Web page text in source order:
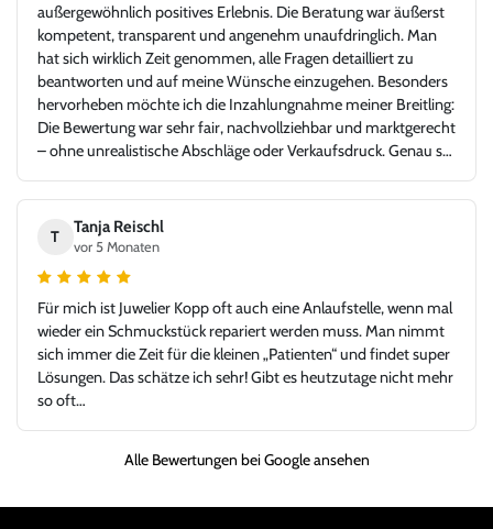
außergewöhnlich positives Erlebnis. Die Beratung war äußerst
kompetent, transparent und angenehm unaufdringlich. Man
hat sich wirklich Zeit genommen, alle Fragen detailliert zu
beantworten und auf meine Wünsche einzugehen. Besonders
hervorheben möchte ich die Inzahlungnahme meiner Breitling:
Die Bewertung war sehr fair, nachvollziehbar und marktgerecht
– ohne unrealistische Abschläge oder Verkaufsdruck. Genau so
Uhrenhandel vor. Die Rolex Submariner war in top Zustand,
exakt wie beschrieben, inklusive aller Unterlagen. Der gesamte
Ablauf – von der Bewertung über die Abwicklung bis zur
Übergabe – verlief absolut reibungslos und hochprofessionell.
Ich habe mich jederzeit gut aufgehoben gefühlt und würde hier
jederzeit wieder kaufen oder verkaufen. Ein Händler, dem man
vertrauen kann und bei dem Leidenschaft für Uhren und
Fairness gegenüber dem Kunden klar im Vordergrund stehen.
Vielen Dank für dieses großartige Kauferlebnis, und danke an
Herr Kopp!
T
Tanja Reischl
vor 5 Monaten
Für mich ist Juwelier Kopp oft auch eine Anlaufstelle, wenn mal
wieder ein Schmuckstück repariert werden muss. Man nimmt
sich immer die Zeit für die kleinen „Patienten“ und findet super
Lösungen. Das schätze ich sehr! Gibt es heutzutage nicht mehr
so oft…
Alle Bewertungen bei Google ansehen